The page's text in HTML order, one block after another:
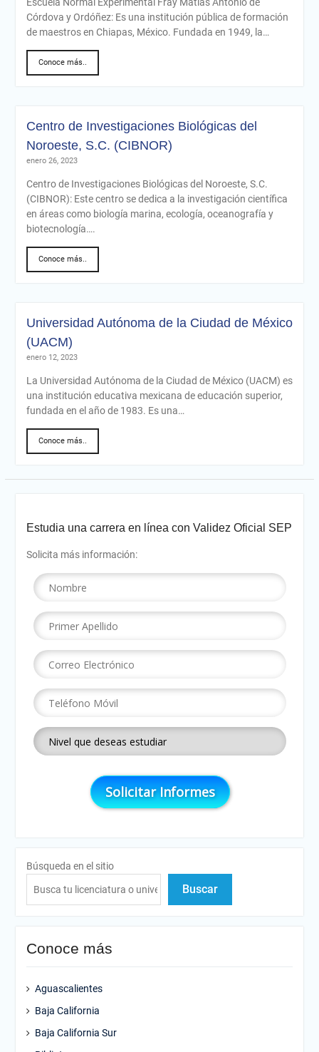
Córdova y Ordóñez: Es una institución pública de formación
de maestros en Chiapas, México. Fundada en 1949, la…
Conoce más..
Centro de Investigaciones Biológicas del
Noroeste, S.C. (CIBNOR)
enero 26, 2023
Centro de Investigaciones Biológicas del Noroeste, S.C.
(CIBNOR): Este centro se dedica a la investigación científica
en áreas como biología marina, ecología, oceanografía y
biotecnología….
Conoce más..
Universidad Autónoma de la Ciudad de México
(UACM)
enero 12, 2023
La Universidad Autónoma de la Ciudad de México (UACM) es
una institución educativa mexicana de educación superior,
fundada en el año de 1983. Es una…
Conoce más..
Estudia una carrera en línea con Validez Oficial SEP
Solicita más información:
Búsqueda en el sitio
Buscar
Conoce más
Aguascalientes
Baja California
Baja California Sur